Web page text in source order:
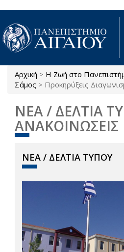
Παράκαμψη προς το κυρίως
Είστε εδώ
Αρχική > Η Ζωή στο
Σάμος > Προκηρύξεις
ΝΕΑ / ΔΕΛΤΙΑ
ΑΝΑΚΟΙΝΩΣΕΙΣ
ΝΕΑ / ΔΕΛΤΙΑ ΤΥΠΟΥ